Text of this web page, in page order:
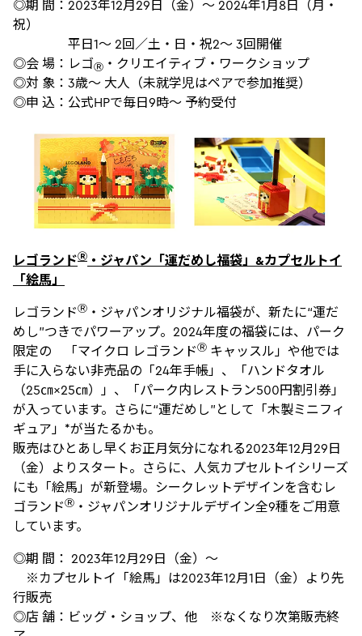
◎期 間：2023年12月29日（金）～ 2024年1月8日（月・
祝）
平日1～ 2回／土・日・祝2～ 3回開催
◎会 場：レゴⓇ ・クリエイティブ・ワークショップ
◎対 象：3歳〜 大人（未就学児はペアで参加推奨）
◎申 込：公式HPで毎日9時〜 予約受付
レゴランドⓇ ・ジャパン「運だめし福袋」&カプセルトイ
「絵馬 」
レゴランドⓇ ・ジャパンオリジナル福袋が、新たに“運だ
めし”つきでパワーアップ。2024年度の福袋には、パーク
限定の 「マイクロ レゴランドⓇ キャッスル」や他では
手に入らない非売品の「24年手帳」、「ハンドタオル
（25㎝×25㎝）」、「パーク内レストラン500円割引券」
が入っています。さらに“運だめし”として「木製ミニフィ
ギュア」*が当たるかも。
販売はひとあし早くお正月気分になれる2023年12月29日
（金）よりスタート。さらに、人気カプセルトイシリーズ
にも「絵馬」が新登場。シークレットデザインを含むレ
ゴランドⓇ ・ジャパンオリジナルデザイン全9種をご用意
しています。
◎期 間： 2023年12月29日（金）～
※カプセルトイ「絵馬」は2023年12月1日（金）より先
行販売
◎店 舗：ビッグ・ショップ、他 ※なくなり次第販売終